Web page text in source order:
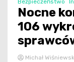
Bezpieczeństwo
Nocne
106
Michał